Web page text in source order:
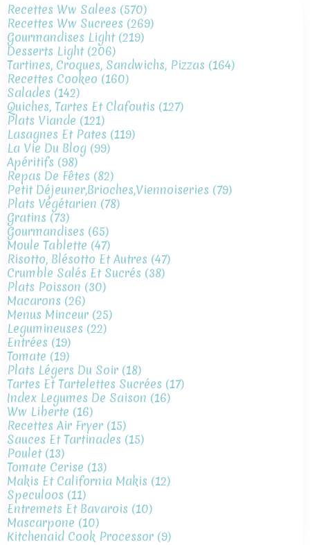
Recettes Ww Salees (570)
Recettes Ww Sucrees (269)
Gourmandises Light(219)
Desserts Light(206)
Tartines, Croques, Sandwichs, Pizzas (164)
Recettes Cookeo (160)
Salades (142)
Quiches, Tartes Et Clafoutis (127)
Plats Viande (121)
Lasagnes Et Pates (119)
La Vie Du Blog (99)
Apéritifs (98)
Repas De Fêtes (82)
Petit Déjeuner,brioches,viennoiseries (79)
Plats Végétarien (78)
Gratins (73)
Gourmandises (65)
Moule Tablette (47)
Risotto, Blésotto Et Autres (47)
Crumble Salés Et Sucrés (38)
Plats Poisson (30)
Macarons (26)
Menus Minceur (25)
Legumineuses (22)
Entrées (19)
Tomate (19)
Plats Légers Du Soir (18)
Tartes Et Tartelettes Sucrées (17)
Index Legumes De Saison (16)
Ww Liberte (16)
Recettes Air Fryer (15)
Sauces Et Tartinades (15)
Poulet(13)
Tomate Cerise (13)
Makis Et California Makis (12)
Speculoos (11)
Entremets Et Bavarois (10)
Mascarpone (10)
Kitchenaid Cook Processor (9)